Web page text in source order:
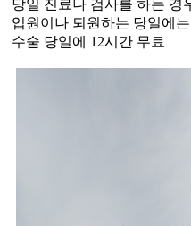
당일 진료나 검사를 하는 경
입원이나 퇴원하는 당일에는
수술 당일에 12시간 무료